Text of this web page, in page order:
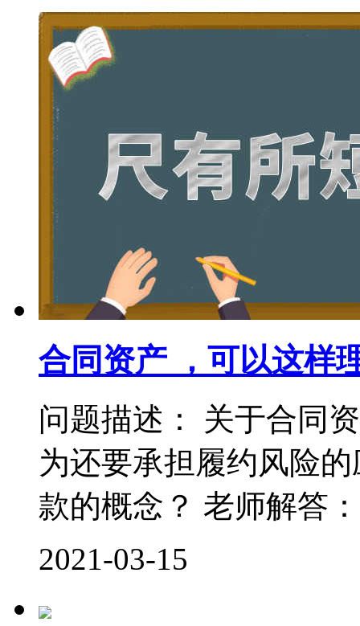
合同资产 ，可以这样
问题描述： 关于合同
为还要承担履约风险
款的概念？ 老师解答
2021-03-15